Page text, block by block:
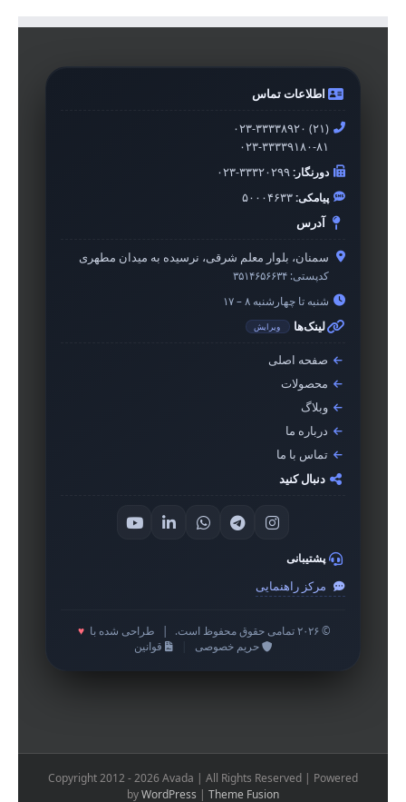
اطلاعات تماس
۰۲۳-۳۳۳۳۸۹۲۰ (۲۱)
۰۲۳-۳۳۳۳۹۱۸۰-۸۱
دورنگار:۰۲۳-۳۳۳۲۰۲۹۹
پیامکی:۵۰۰۰۴۶۳۳
آدرس
سمنان، بلوار معلم شرقی، نرسیده به میدان مطهری
کدپستی: ۳۵۱۴۶۵۶۶۳۴
شنبه تا چهارشنبه ۸ – ۱۷
لینک‌ها ویرایش
صفحه اصلی
محصولات
وبلاگ
درباره ما
تماس با ما
دنبال کنید
پشتیبانی
مرکز راهنمایی
© ۲۰۲۶ تمامی حقوق محفوظ است. طراحی شده با ♥
حریم خصوصی
قوانین
Copyright 2012 - 2026 Avada | All Rights Reserved | Powered
byWordPress | Theme Fusion